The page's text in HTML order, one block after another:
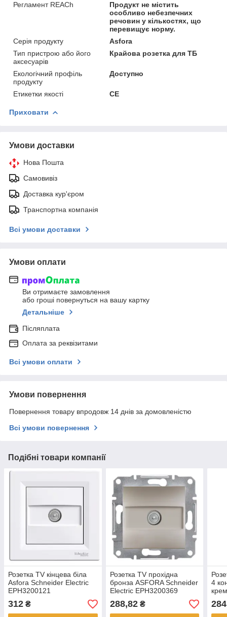
Регламент REACh
Продукт не містить
особливо небезпечних
речовин у кількостях, що
перевищує норму.
Серія продукту
Asfora
Тип пристрою або його
аксесуарів
Крайова розетка для ТБ
Екологічний профіль
продукту
Доступно
Етикетки якості CE
Приховати
Умови доставки
Нова Пошта
Самовивіз
Доставка кур'єром
Транспортна компанія
Всі умови доставки
Умови оплати
Ви отримаєте замовлення
або гроші повернуться на вашу картку
Детальніше
Післяплата
Оплата за реквізитами
Всі умови оплати
Умови повернення
Повернення товару впродовж 14 днів за домовленістю
Всі умови повернення
Подібні товари компанії
Розетка TV кінцева біла
Asfora Schneider Electric
EPH3200121
312 ₴
Розетка TV прохідна
бронза ASFORA Schneider
Electric EPH3200369
288,82₴
4